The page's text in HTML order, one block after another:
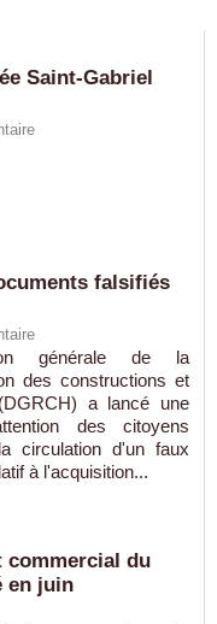
Saint-Gabriel
falsifiés
générale de la
des constructions et
a lancé une
des citoyens
circulation d'un faux
à l'acquisition...
commercial du
en juin